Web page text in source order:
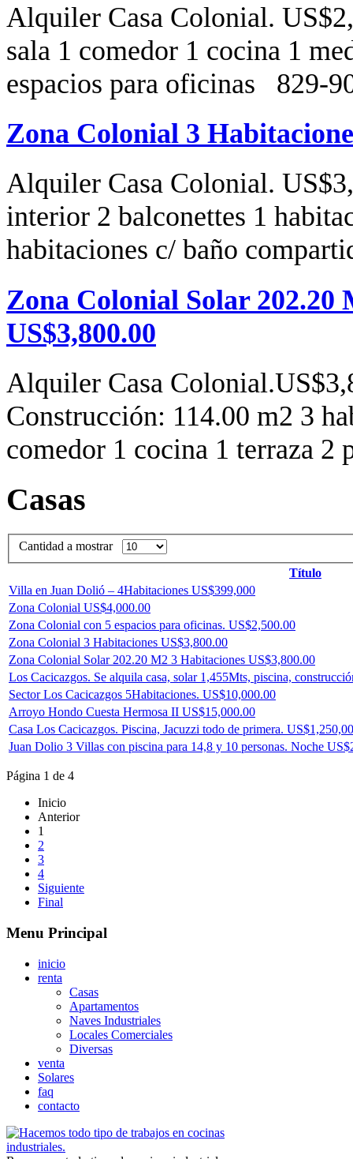
Alquiler Casa Colonial.
sala 1 comedor 1 cocina 1
espacios para oficinas 829-
Zona Colonial 3
Alquiler Casa Colonial.
interior 2 balconettes 1
habitaciones c/ baño
Zona Colonial Solar 202.20
US$3,800.00
Alquiler Casa
Construcción: 114.00 m2 3
comedor 1 cocina 1 terraza 2
Casas
Cantidad a mostrar
Título
Villa en Juan Dolió – 4Habitaciones US$399,000
Zona Colonial US$4,000.00
Zona Colonial con 5 espacios para oficinas. US$2,500.00
Zona Colonial 3 Habitaciones US$3,800.00
Zona Colonial Solar 202.20 M2 3 Habitaciones US$3,800.00
Los Cacicazgos. Se alquila casa, solar 1,455Mts, piscina,
Sector Los Cacicazgos 5Habitaciones. US$10,000.00
Arroyo Hondo Cuesta Hermosa II US$15,000.00
Casa Los Cacicazgos. Piscina, Jacuzzi todo de primera.
Juan Dolio 3 Villas con piscina para 14,8 y 10 personas. Noche
Página 1 de 4
Inicio
Anterior
1
2
3
4
Siguiente
Final
Menu Principal
inicio
renta
Casas
Apartamentos
Naves Industriales
Locales Comerciales
Diversas
venta
Solares
faq
contacto